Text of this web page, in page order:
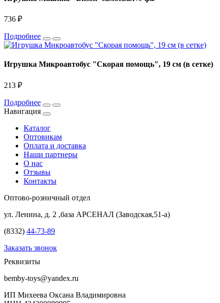
736 ₽
Подробнее
Игрушка Микроавтобус "Скорая помощь", 19 см (в сетке)
213 ₽
Подробнее
Навигация
Каталог
Оптовикам
Оплата и доставка
Наши партнеры
О нас
Отзывы
Контакты
Оптово-розничный отдел
ул. Ленина, д. 2 ,база АРСЕНАЛ (Заводская,51-а)
(8332) 44-73-89
Заказать звонок
Реквизиты
bemby-toys@yandex.ru
ИП Михеева Оксана Владимировна